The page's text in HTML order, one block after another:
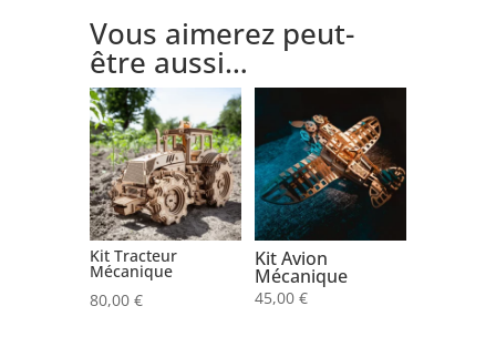
Vous aimerez peut-
être aussi…
Kit Tracteur
Mécanique
80,00 €
Kit Avion
Mécanique
45,00 €